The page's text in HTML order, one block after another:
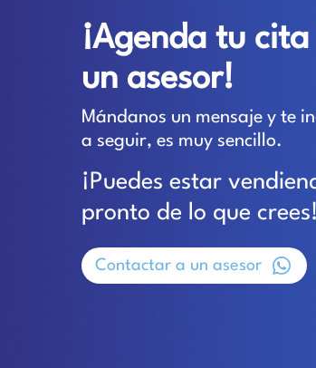
¡Agenda tu cita
un asesor!
Mándanos un mensaje y te
a seguir, es muy sencillo.
¡Puedes estar
pronto de lo que crees!
Contactar a un asesor